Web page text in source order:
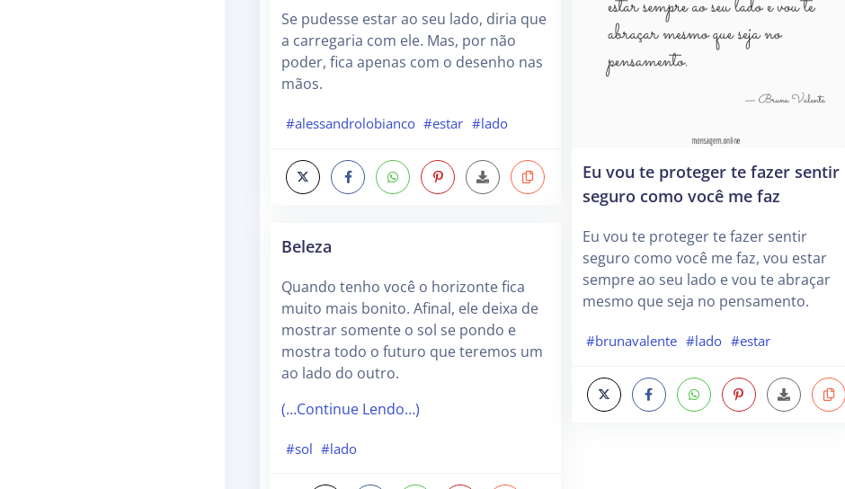
Se pudesse estar ao seu lado, diria que
a carregaria com ele. Mas, por não
poder, fica apenas com o desenho nas
mãos.
#alessandrolobianco #estar #lado
Beleza
Quando tenho você o horizonte fica
muito mais bonito. Afinal, ele deixa de
mostrar somente o sol se pondo e
mostra todo o futuro que teremos um
ao lado do outro.
(…Continue Lendo…)
#sol #lado
Eu vou te proteger te fazer sentir
seguro como você me faz
Eu vou te proteger te fazer sentir
seguro como você me faz, vou estar
sempre ao seu lado e vou te abraçar
mesmo que seja no pensamento.
#brunavalente #lado #estar